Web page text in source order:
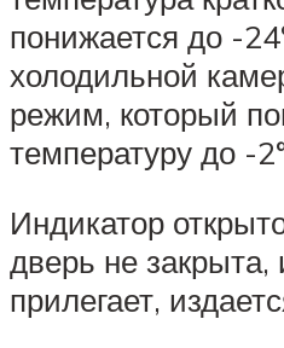
понижается до -
холодильной
режим, который
температуру до -
Индикатор
дверь не закрыта,
прилегает,